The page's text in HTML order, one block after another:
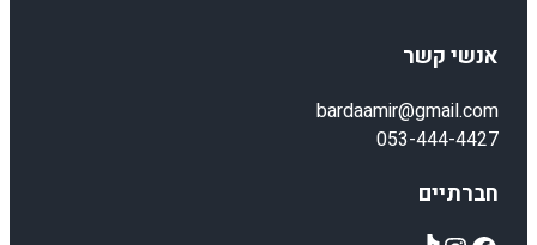
אנשי קשר
bardaamir@gmail.com
053-444-4427
חברתיים